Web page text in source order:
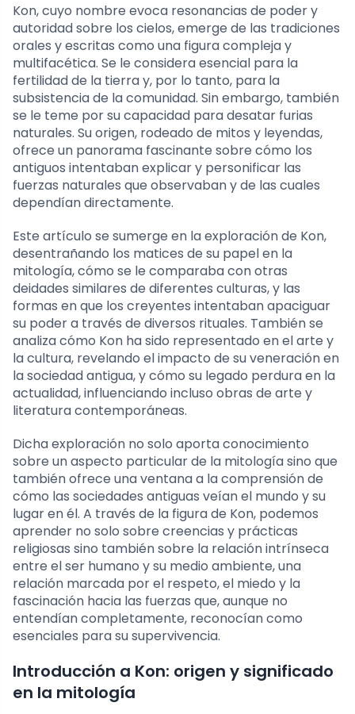
Kon, cuyo nombre evoca resonancias de poder y
autoridad sobre los cielos, emerge de las tradiciones
orales y escritas como una figura compleja y
multifacética. Se le considera esencial para la
fertilidad de la tierra y, por lo tanto, para la
subsistencia de la comunidad. Sin embargo, también
se le teme por su capacidad para desatar furias
naturales. Su origen, rodeado de mitos y leyendas,
ofrece un panorama fascinante sobre cómo los
antiguos intentaban explicar y personificar las
fuerzas naturales que observaban y de las cuales
dependían directamente.
Este artículo se sumerge en la exploración de Kon,
desentrañando los matices de su papel en la
mitología, cómo se le comparaba con otras
deidades similares de diferentes culturas, y las
formas en que los creyentes intentaban apaciguar
su poder a través de diversos rituales. También se
analiza cómo Kon ha sido representado en el arte y
la cultura, revelando el impacto de su veneración en
la sociedad antigua, y cómo su legado perdura en la
actualidad, influenciando incluso obras de arte y
literatura contemporáneas.
Dicha exploración no solo aporta conocimiento
sobre un aspecto particular de la mitología sino que
también ofrece una ventana a la comprensión de
cómo las sociedades antiguas veían el mundo y su
lugar en él. A través de la figura de Kon, podemos
aprender no solo sobre creencias y prácticas
religiosas sino también sobre la relación intrínseca
entre el ser humano y su medio ambiente, una
relación marcada por el respeto, el miedo y la
fascinación hacia las fuerzas que, aunque no
entendían completamente, reconocían como
esenciales para su supervivencia.
Introducción a Kon: origen y significado
en la mitología